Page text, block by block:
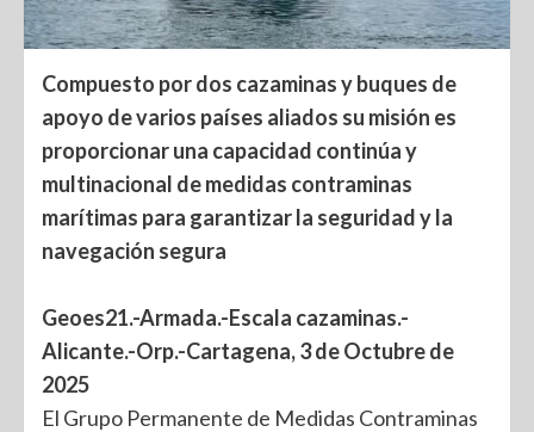
Compuesto por dos cazaminas y buques de
apoyo de varios países aliados su misión es
proporcionar una capacidad continúa y
multinacional de medidas contraminas
marítimas para garantizar la seguridad y la
navegación segura
Geoes21.-Armada.-Escala cazaminas.-
Alicante.-Orp.-Cartagena, 3 de Octubre de
2025
El Grupo Permanente de Medidas Contraminas